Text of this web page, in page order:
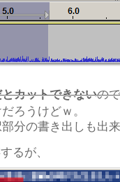
カットできないの
ろうけどｗ。
分の書き出しも出
るが、